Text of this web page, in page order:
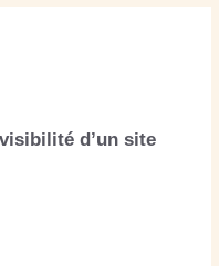
d’un site